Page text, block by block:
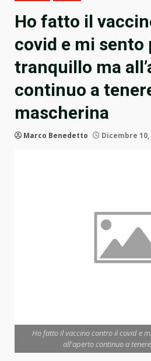
Ho fatto il
covid e mi sento
tranquillo ma
continuo a
mascherina
Marco Benedetto Dicembre 10,
Ho fatto il vaccino contro il covid e
all'aperto continuo a